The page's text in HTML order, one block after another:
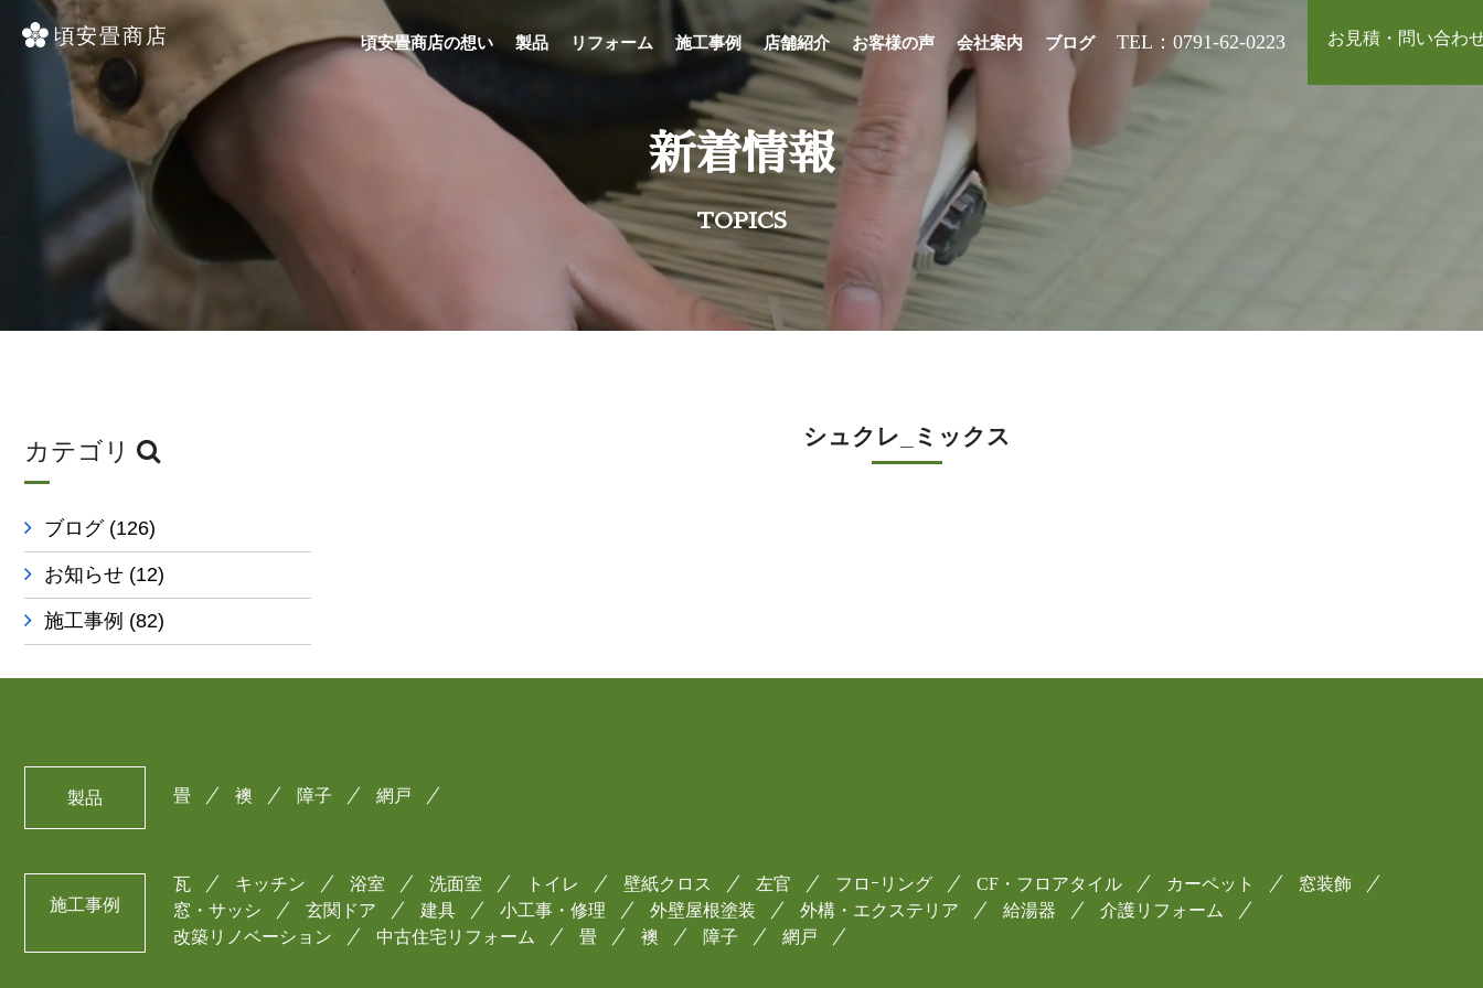
頃安畳商店の想い 製品 リフォーム 施工事例 店舗紹介 お客様の声 会社案内 ブログ TEL：0791-62-0223 お見積・問い合わ
新着情報
TOPICS
カテゴリ
ブログ (126)
お知らせ (12)
施工事例 (82)
シュクレ_ミックス
製品 畳 襖 障子 網戸
施工事例
瓦 キッチン 浴室 洗面室 トイレ 壁紙クロス 左官 フロｰリング CF・フロアタイル カーペット
窓装飾
窓・サッシ
玄関ドア 建具 小工事・修理 外壁屋根塗装 外構・エクステリア 給湯器
介護リフォーム
改築リノベーション
中古住宅リフォーム 畳 襖 障子 網戸